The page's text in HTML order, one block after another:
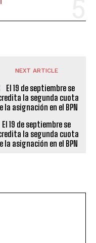
NEXT ARTICLE
El 19 de septiembre se
la segunda cuota
la asignación en el BPN